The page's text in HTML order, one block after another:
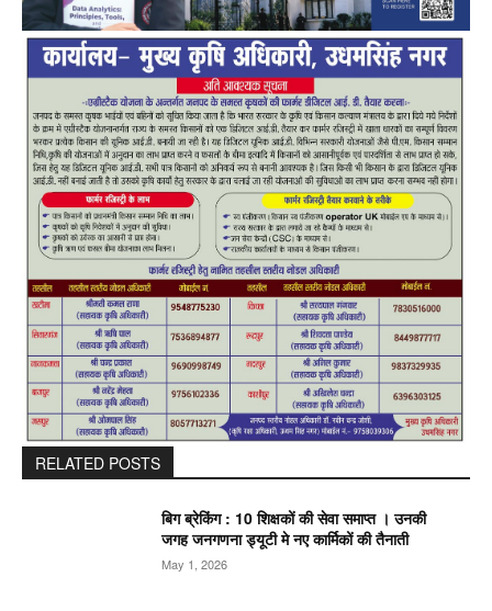
RELATED POSTS
बिग ब्रेकिंग : 10 शिक्षकों की सेवा समाप्त । उनकी
जगह जनगणना ड्यूटी मे नए कार्मिकों की तैनाती
May 1, 2026